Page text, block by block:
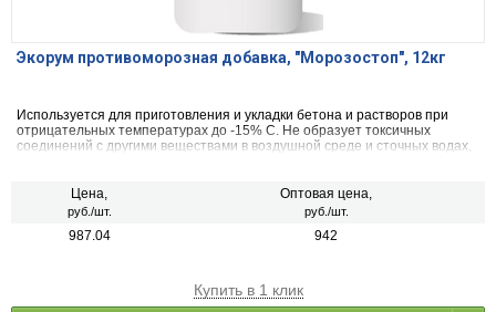
Экорум противоморозная добавка, "Морозостоп", 12кг
Используется для приготовления и укладки бетона и растворов при
отрицательных температурах до -15% С. Не образует токсичных
соединений с другими веществами в воздушной среде и сточных водах,
Цена,
руб./шт.
Оптовая цена,
руб./шт.
987.04 942
Купить в 1 клик